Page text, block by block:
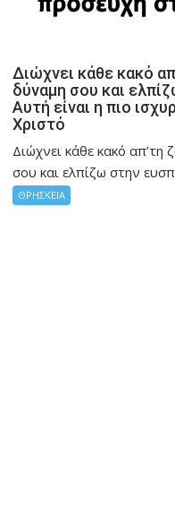
Διώχνει κάθε κακό
δύναμη σου και
Αυτή είναι η πιο
Χριστό
Διώχνει κάθε κακό
σου και ελπίζω στην
ΘΡΗΣΚΕΙΑ